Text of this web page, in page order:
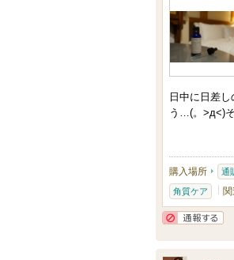
日中に日差
う…(。>д<)
購入場所 通
角質ケア 関